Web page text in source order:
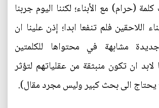
كلمة (حرام) مع الأبناء؛ لكننا اليوم جربنا
اللاحقين فلم تنفعا ابدا؛ إذن علينا ان
مشابهة في محتواها للكلمتين
لابد ان تكون منبثقة من عقلياتهم لتؤثر
الى بحث كبير وليس مجرد مقال).